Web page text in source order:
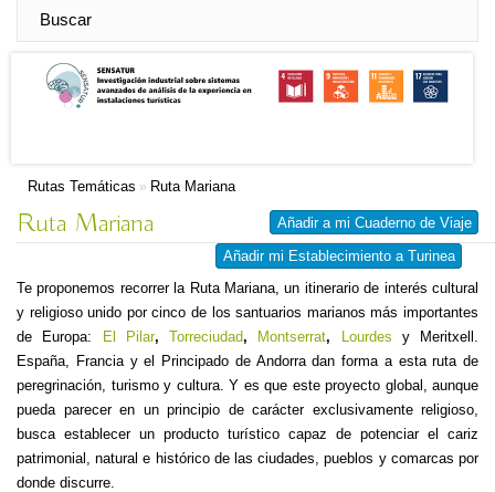
Buscar
Rutas Temáticas » Ruta Mariana
Añadir a mi Cuaderno de Viaje
Añadir mi Establecimiento a Turinea
Ruta Mariana
Te proponemos recorrer la Ruta Mariana, un itinerario de interés cultural
y religioso unido por cinco de los santuarios marianos más importantes
de Europa:
El Pilar, Torreciudad, Montserrat, Lourdes y Meritxell.
España, Francia y el Principado de Andorra dan forma a esta ruta de
peregrinación, turismo y cultura. Y es que este proyecto global, aunque
pueda parecer en un principio de carácter exclusivamente religioso,
busca establecer un producto turístico capaz de potenciar el cariz
patrimonial, natural e histórico de las ciudades, pueblos y comarcas por
donde discurre.